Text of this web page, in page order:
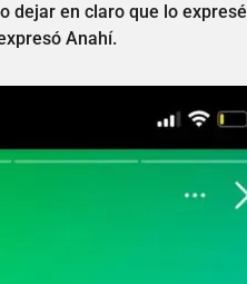
dejar en claro que lo
Anahí.